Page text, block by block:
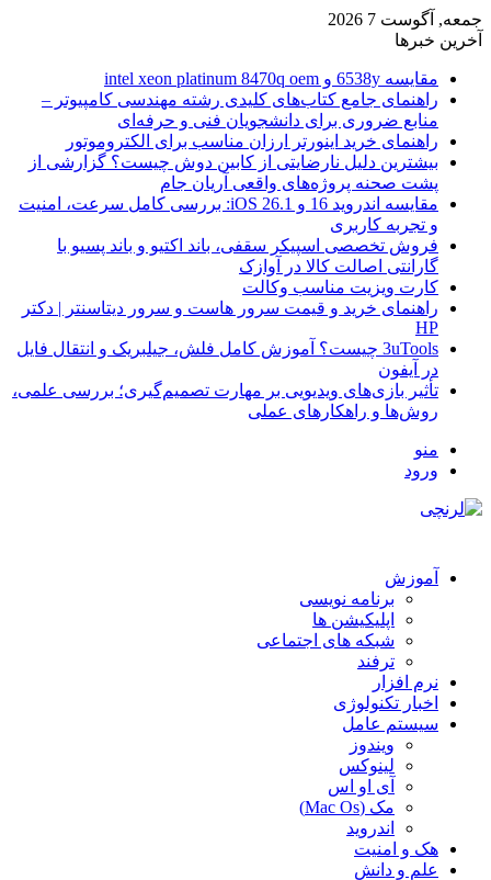
جمعه, آگوست 7 2026
آخرین خبرها
مقایسه 6538y و intel xeon platinum 8470q oem
راهنمای جامع کتاب‌های کلیدی رشته مهندسی کامپیوتر –
منابع ضروری برای دانشجویان فنی و حرفه‌ای
راهنمای خرید اینورتر ارزان مناسب برای الکتروموتور
بیشترین دلیل نارضایتی از کابین دوش چیست؟ گزارشی از
پشت صحنه پروژه‌های واقعی آریان جام
مقایسه اندروید 16 و iOS 26.1: بررسی کامل سرعت، امنیت
و تجربه کاربری
فروش تخصصی اسپیکر سقفی، باند اکتیو و باند پسیو با
گارانتی اصالت کالا در آوازک
کارت ویزیت مناسب وکالت
راهنمای خرید و قیمت سرور هاست و سرور دیتاسنتر | دکتر
HP
3uTools چیست؟ آموزش کامل فلش، جیلبریک و انتقال فایل
در آیفون
تأثیر بازی‌های ویدیویی بر مهارت تصمیم‌گیری؛ بررسی علمی،
روش‌ها و راهکارهای عملی
منو
ورود
آموزش
برنامه نویسی
اپلیکیشن ها
شبکه های اجتماعی
ترفند
نرم افزار
اخبار تکنولوژی
سیستم عامل
ویندوز
لینوکس
آی او اس
مک (Mac Os)
اندروید
هک و امنیت
علم و دانش